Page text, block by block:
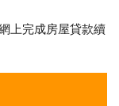
上完成房屋貸款續